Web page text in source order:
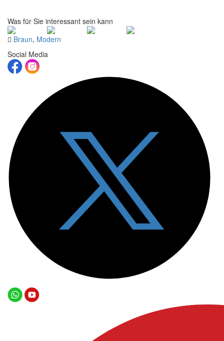
Was für Sie interessant sein kann
Braun, Modern
Social Media